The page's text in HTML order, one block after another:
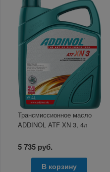
Трансмиссионное масло
ADDINOL ATF XN 3, 4л
5 735 руб.
В корзину